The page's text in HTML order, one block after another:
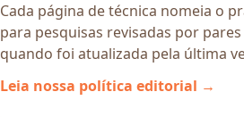
Cada página de técnica nomeia o
para pesquisas revisadas por
quando foi atualizada pela última
Leia nossa política editorial →